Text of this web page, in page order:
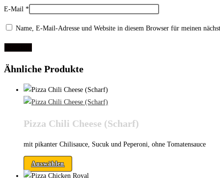
E-Mail *
Name, E-Mail-Adresse und Website in diesem Browser für meinen
Ähnliche Produkte
Pizza Chili Cheese (Scharf)
mit pikanter Chilisauce, Sucuk und Peperoni, ohne Tomatensauce
Auswählen